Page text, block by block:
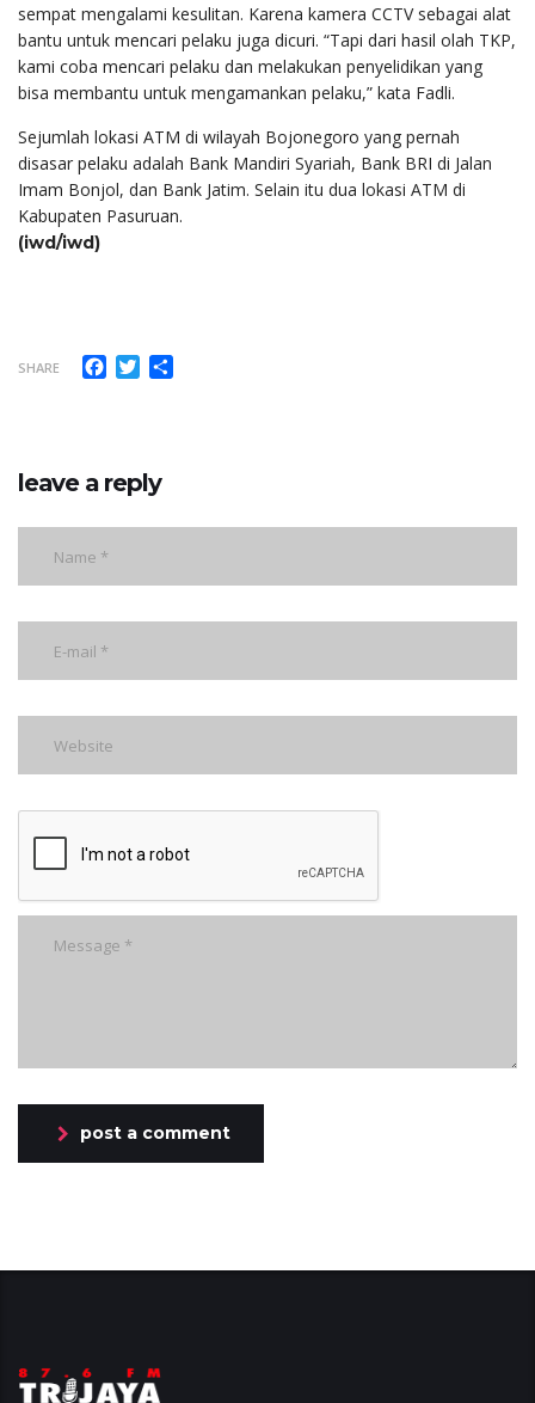
sempat mengalami kesulitan. Karena kamera CCTV sebagai alat
bantu untuk mencari pelaku juga dicuri. “Tapi dari hasil olah TKP,
kami coba mencari pelaku dan melakukan penyelidikan yang
bisa membantu untuk mengamankan pelaku,” kata Fadli.
Sejumlah lokasi ATM di wilayah Bojonegoro yang pernah
disasar pelaku adalah Bank Mandiri Syariah, Bank BRI di Jalan
Imam Bonjol, dan Bank Jatim. Selain itu dua lokasi ATM di
Kabupaten Pasuruan.
(iwd/iwd)
SHARE Facebook
Twitter
leave a reply
post a comment